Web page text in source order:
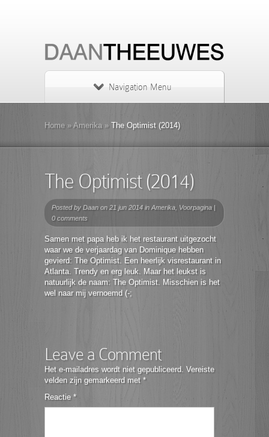
Navigation Menu
Home » Amerika »The Optimist (2014)
The Optimist (2014)
Posted by Daan on 21 jun 2014 in Amerika Voorpagina |
0 comments
Samen met papa heb ik het restaurant uitgezocht
waar we de verjaardag van Dominique hebben
gevierd: The Optimist. Een heerlijk visrestaurant in
Atlanta. Trendy en erg leuk. Maar het leukst is
natuurlijk de naam: The Optimist. Misschien is het
wel naar mij vernoemd (-;
Leave a Comment
Het e-mailadres wordt niet gepubliceerd. Vereiste
velden zijn gemarkeerd met *
Reactie *